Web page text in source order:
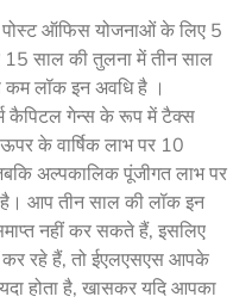
ऑफिस योजनाओं के लिए 5
15 साल की तुलना में तीन साल
लॉक इन अवधि है ।
कैपिटल गेन्स के रूप में टैक्स
के वार्षिक लाभ पर 10
अल्पकालिक पूंजीगत लाभ पर
है। आप तीन साल की लॉक इन
नहीं कर सकते हैं, इसलिए
रहे हैं, तो ईएलएसएस आपके
होता है, खासकर यदि आपका